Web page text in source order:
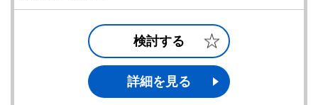
検討する
詳細を見る